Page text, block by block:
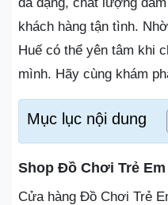
khách hàng tận tình.
Huế có thể yên tâm khi
mình. Hãy cùng khám
Mục lục nội dung
Shop Đồ Chơi Trẻ
Cửa hàng Đồ Chơi Trẻ